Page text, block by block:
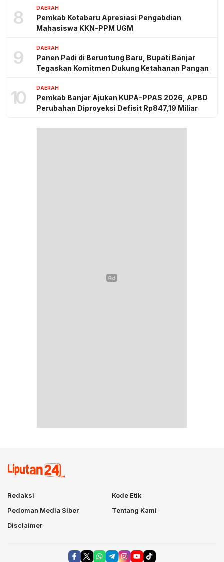
8 DAERAH
Pemkab Kotabaru Apresiasi Pengabdian
Mahasiswa KKN-PPM UGM
9 DAERAH
Panen Padi di Beruntung Baru, Bupati Banjar
Tegaskan Komitmen Dukung Ketahanan Pangan
10 DAERAH
Pemkab Banjar Ajukan KUPA-PPAS 2026, APBD
Perubahan Diproyeksi Defisit Rp847,19 Miliar
Redaksi
Kode Etik
Pedoman Media Siber
Tentang Kami
Disclaimer